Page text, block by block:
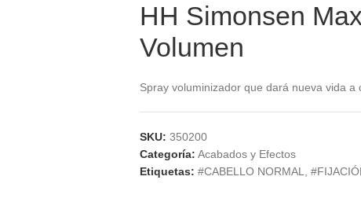
HH Simonsen
Volumen
Spray voluminizador que dará nueva vida a
SKU: 350200
Categoría: Acabados y Efectos
Etiquetas: #CABELLO NORMAL